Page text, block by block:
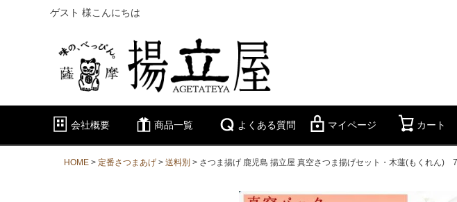
ゲスト 様こんにちは
会社概要 商品一覧 よくある質問 マイページ カート
HOME 定番さつまあげ 送料別 さつま揚げ 鹿児島 揚立屋 真空さつま揚げセット・木蓮(もくれん)